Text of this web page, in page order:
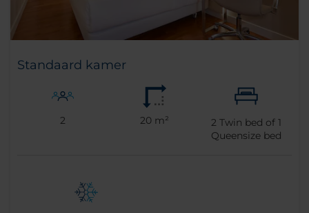
Standaard kamer
2 20 m² 2 Twin bed of 1
Queensize bed